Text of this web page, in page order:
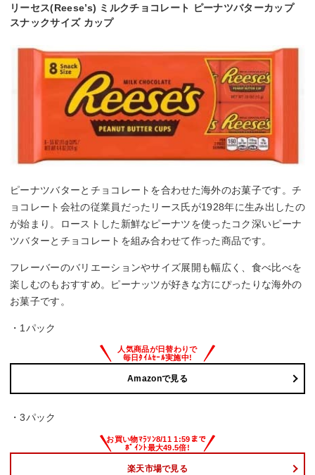
リーセス(Reese’s) ミルクチョコレート ピーナツバターカップ
スナックサイズ カップ
ピーナツバターとチョコレートを合わせた海外のお菓子です。チ
ョコレート会社の従業員だったリース氏が1928年に生み出したの
が始まり。ローストした新鮮なピーナツを使ったコク深いピーナ
ツバターとチョコレートを組み合わせて作った商品です。
フレーバーのバリエーションやサイズ展開も幅広く、食べ比べを
楽しむのもおすすめ。ピーナッツが好きな方にぴったりな海外の
お菓子です。
・1パック
Amazonで見る
・3パック
楽天市場で見る